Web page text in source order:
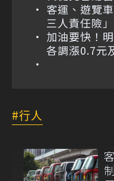
客運、遊覽
三人責任險
加油要快！
各調漲0.7元
行人